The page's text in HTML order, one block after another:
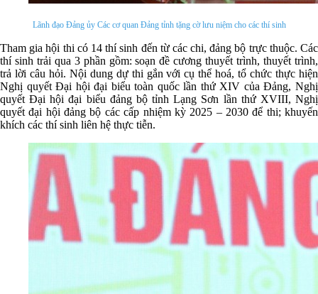
Lãnh đạo Đảng ủy Các cơ quan Đảng tỉnh tặng cờ lưu niệm cho các thí sinh
Tham gia hội thi có 14 thí sinh đến từ các chi, đảng bộ trực thuộc. Các
thí sinh trải qua 3 phần gồm: soạn đề cương thuyết trình, thuyết trình,
trả lời câu hỏi. Nội dung dự thi gắn với cụ thể hoá, tổ chức thực hiện
Nghị quyết Đại hội đại biểu toàn quốc lần thứ XIV của Đảng, Nghị
quyết Đại hội đại biểu đảng bộ tỉnh Lạng Sơn lần thứ XVIII, Nghị
quyết đại hội đảng bộ các cấp nhiệm kỳ 2025 – 2030 để thi; khuyến
khích các thí sinh liên hệ thực tiễn.